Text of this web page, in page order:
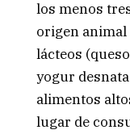
los menos
origen animal
lácteos
yogur
alimentos
lugar de